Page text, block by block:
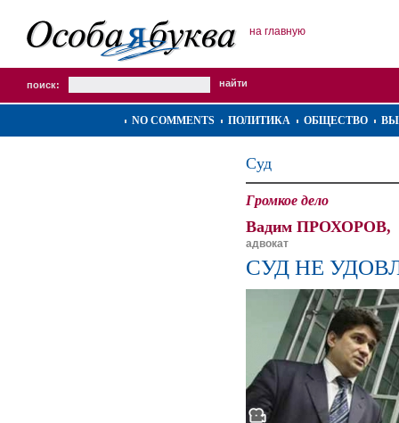
на главную
поиск:
NO COMMENTS ПОЛИТИКА ОБЩЕСТВО
Суд
Громкое дело
Вадим ПРОХОРОВ,
адвокат
СУД НЕ